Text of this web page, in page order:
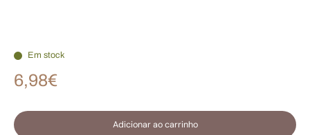
Em stock
6,98€
Adicionar ao carrinho